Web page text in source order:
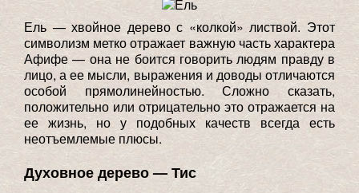
Ель — хвойное дерево с «колкой» листвой. Этот
символизм метко отражает важную часть характера
Афифе — она не боится говорить людям правду в
лицо, а ее мысли, выражения и доводы отличаются
особой прямолинейностью. Сложно сказать,
положительно или отрицательно это отражается на
ее жизнь, но у подобных качеств всегда есть
неотъемлемые плюсы.
Духовное дерево — Тис